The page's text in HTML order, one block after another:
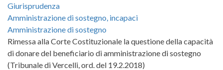
Giurisprudenza
Amministrazione di sostegno, incapaci
Amministrazione di sostegno
Rimessa alla Corte Costituzionale la questione della capacità
di donare del beneficiario di amministrazione di sostegno
(Tribunale di Vercelli, ord. del 19.2.2018)